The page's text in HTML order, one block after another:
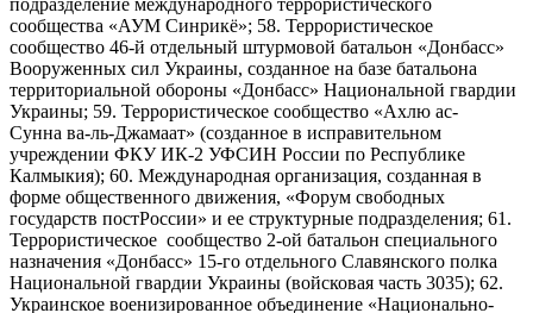
сообщества «АУМ Синрикё»; 58. Террористическое
сообщество 46-й отдельный штурмовой батальон «Донбасс»
Вооруженных сил Украины, созданное на базе батальона
территориальной обороны «Донбасс» Национальной гвардии
Украины; 59. Террористическое сообщество «Ахлю ас-
Сунна ва-ль-Джамаат» (созданное в исправительном
учреждении ФКУ ИК-2 УФСИН России по Республике
Калмыкия); 60. Международная организация, созданная в
форме общественного движения, «Форум свободных
государств постРоссии» и ее структурные подразделения; 61.
Террористическое сообщество 2-ой батальон специального
назначения «Донбасс» 15-го отдельного Славянского полка
Национальной гвардии Украины (войсковая часть 3035); 62.
Украинское военизированное объединение «Национально-